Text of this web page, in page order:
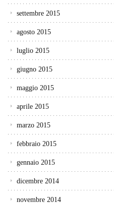
settembre 2015
agosto 2015
luglio 2015
giugno 2015
maggio 2015
aprile 2015
marzo 2015
febbraio 2015
gennaio 2015
dicembre 2014
novembre 2014